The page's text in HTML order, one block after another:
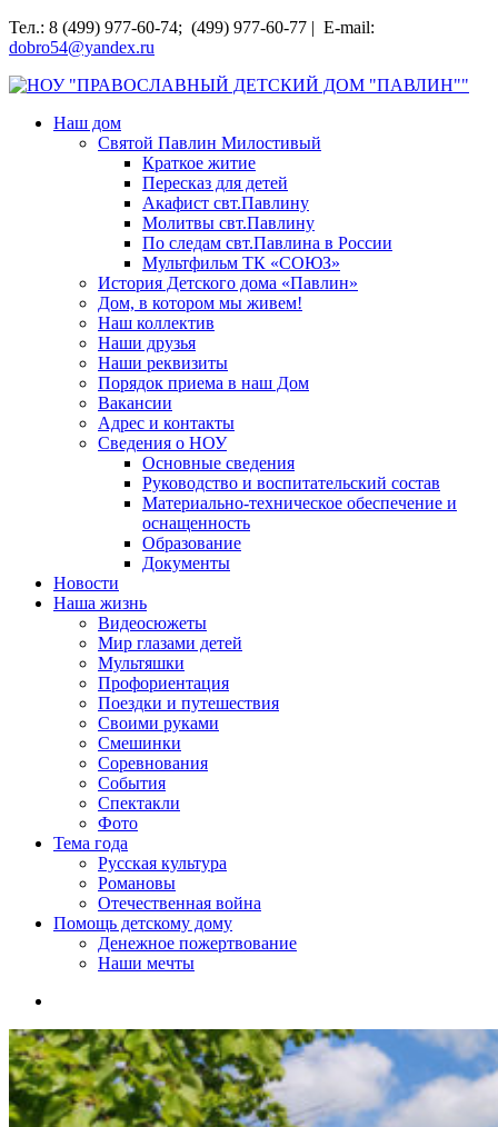
Перейти
к
Тел.: 8 (499) 977-60-74; (499) 977-60-77 | E-mail:
dobro54@yandex.ru
НОУ "ПРАВОСЛАВНЫЙ ДЕТСКИЙ ДОМ "ПАВЛИН""
Наш дом
Святой Павлин Милостивый
Краткое житие
Пересказ для детей
Акафист свт.Павлину
Молитвы свт.Павлину
По следам свт.Павлина в России
Мультфильм ТК «СОЮЗ»
История Детского дома «Павлин»
Дом, в котором мы живем!
Наш коллектив
Наши друзья
Наши реквизиты
Порядок приема в наш Дом
Вакансии
Адрес и контакты
Сведения о НОУ
Основные сведения
Руководство и воспитательский состав
Материально-техническое обеспечение и
оснащенность
Образование
Документы
Новости
Наша жизнь
Видеосюжеты
Мир глазами детей
Мультяшки
Профориентация
Поездки и путешествия
Своими руками
Смешинки
Соревнования
События
Спектакли
Фото
Тема года
Русская культура
Романовы
Отечественная война
Помощь детскому дому
Денежное пожертвование
Наши мечты